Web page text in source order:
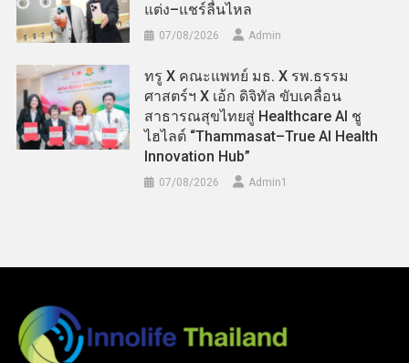
แต่ง–แชร์ลื่นไหล
07/08/2026 Admin
ทรู X คณะแพทย์ มธ. X รพ.ธรรม
ศาสตร์ฯ X เอ้ก ดิจิทัล ขับเคลื่อน
สาธารณสุขไทยสู่ Healthcare AI ชู
ไฮไลต์ “Thammasat–True AI Health
Innovation Hub”
07/08/2026 Admin​1